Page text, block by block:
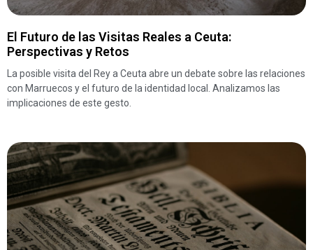
El Futuro de las Visitas Reales a Ceuta:
Perspectivas y Retos
La posible visita del Rey a Ceuta abre un debate sobre las relaciones
con Marruecos y el futuro de la identidad local. Analizamos las
implicaciones de este gesto.